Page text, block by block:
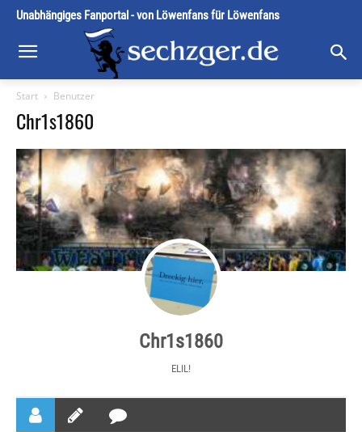
Unabhängiges Fanportal - von Löwenfans für Löwenfans
Start Benutzer
Chr1s1860
Chr1s1860
ELIL!